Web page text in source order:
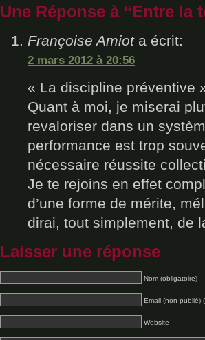
Une Réponse à “Entre la
Françoise Amiota écrit:
2 mars 2012 à 20:56
« La discipline préventive
Quant à moi, je miserai
revaloriser dans un
performance est trop
nécessaire réussite
Je te rejoins en effet
d’une forme de mérite,
dirai, tout simplement, de
Laisser une réponse
Nom (obligatoire)
Email (non publié)
Website